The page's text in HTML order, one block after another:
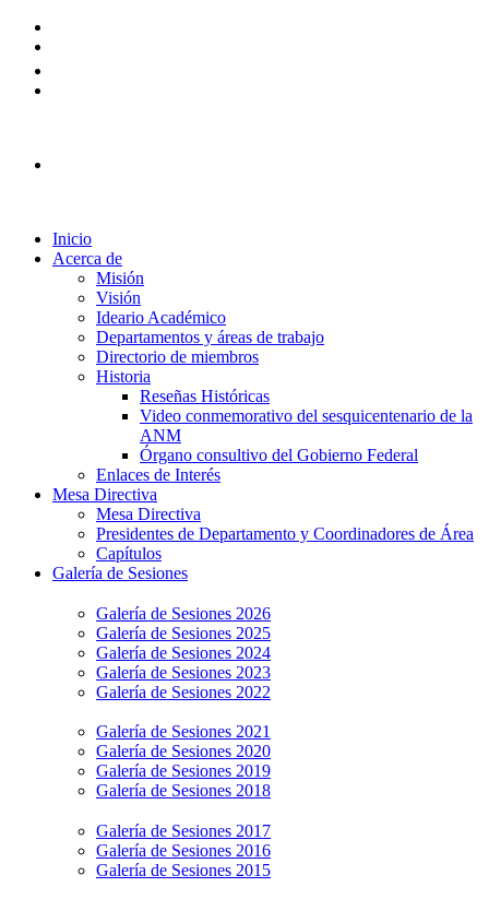
Inicio
Acerca de
Misión
Visión
Ideario Académico
Departamentos y áreas de trabajo
Directorio de miembros
Historia
Reseñas Históricas
Video conmemorativo del sesquicentenario de la
ANM
Órgano consultivo del Gobierno Federal
Enlaces de Interés
Mesa Directiva
Mesa Directiva
Presidentes de Departamento y Coordinadores de Área
Capítulos
Galería de Sesiones
Galería de Sesiones 2026
Galería de Sesiones 2025
Galería de Sesiones 2024
Galería de Sesiones 2023
Galería de Sesiones 2022
Galería de Sesiones 2021
Galería de Sesiones 2020
Galería de Sesiones 2019
Galería de Sesiones 2018
Galería de Sesiones 2017
Galería de Sesiones 2016
Galería de Sesiones 2015